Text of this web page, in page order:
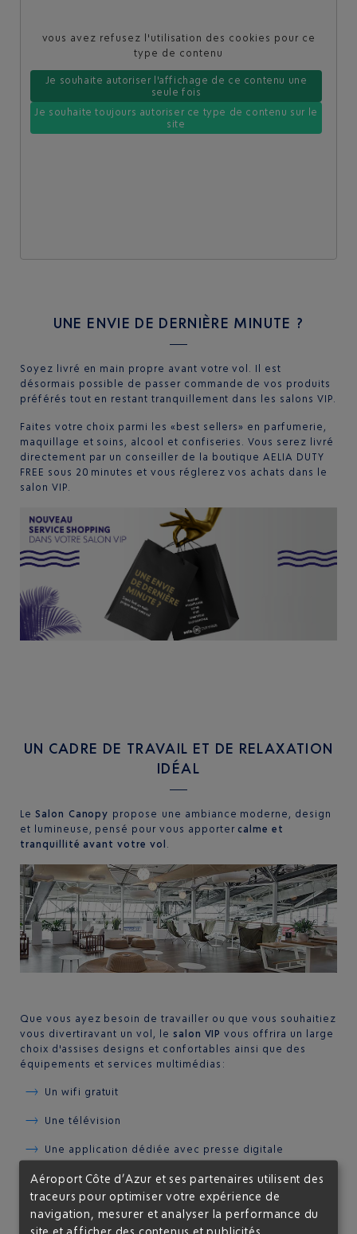
vous avez refusez l'utilisation des cookies pour ce
type de contenu
Je souhaite autoriser l'affichage de ce contenu une
seule fois
Je souhaite toujours autoriser ce type de contenu sur le
site
UNE ENVIE DE DERNIÈRE MINUTE ?
Soyez livré en main propre avant votre vol. Il est
désormais possible de passer commande de vos produits
préférés tout en restant tranquillement dans les salons VIP.
Faites votre choix parmi les «best sellers» en parfumerie,
maquillage et soins, alcool et confiseries. Vous serez livré
directement par un conseiller de la boutique AELIA DUTY
FREE sous 20 minutes et vous réglerez vos achats dans le
salon VIP.
UN CADRE DE TRAVAIL ET DE RELAXATION
IDÉAL
Le Salon Canopy propose une ambiance moderne, design
et lumineuse, pensé pour vous apportercalme et
tranquillité avant votre vol
Que vous ayez besoin de travailler ou que vous souhaitiez
vous divertir avant un vol, le salon VIP vous offrira un large
choix d'assises designs et confortables ainsi que des
équipements et services multimédias :
Un wifi gratuit
Une télévision
Une application dédiée avec presse digitale
De nombreuses prises électriques et points de
recharge
Si vous voyagez avec des bagages en soute, veillez à
Aéroport Côte d’Azur et ses partenaires utilisent des
traceurs pour optimiser votre expérience de
navigation, mesurer et analyser la performance du
site et afficher des contenus et publicités